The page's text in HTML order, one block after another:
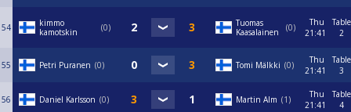
54
kimmo
kamotskin
0
Tuomas
Kaasalainen
0
Thu
21:41
Table
2
55 Petri Puranen 0 Tomi Mälkki 0
Thu
21:41
Table
3
56 Daniel Karlsson 0 Martin Alm 1
Thu
21:41
Table
4